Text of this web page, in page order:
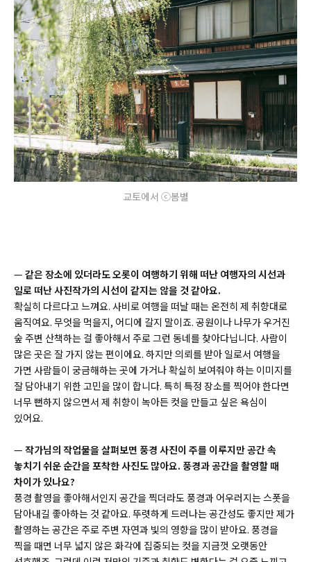
교토에서 ⓒ봄별
— 같은 장소에 있더라도 오롯이 여행하기 위해 떠난 여행자의 시선과
일로 떠난 사진작가의 시선이 같지는 않을 것 같아요.
확실히 다르다고 느껴요. 사비로 여행을 떠날 때는 온전히 제 취향대로
움직여요. 무엇을 먹을지, 어디에 갈지 말이죠. 공원이나 나무가 우거진
숲 주변 산책하는 걸 좋아해서 주로 그런 동네를 찾아다닙니다. 사람이
많은 곳은 잘 가지 않는 편이에요. 하지만 의뢰를 받아 일로서 여행을
가면 사람들이 궁금해하는 곳에 가거나 확실히 보여줘야 하는 이미지를
잘 담아내기 위한 고민을 많이 합니다. 특히 특정 장소를 찍어야 한다면
너무 뻔하지 않으면서 제 취향이 녹아든 컷을 만들고 싶은 욕심이
있어요.
— 작가님의 작업물을 살펴보면 풍경 사진이 주를 이루지만 공간 속
놓치기 쉬운 순간을 포착한 사진도 많아요. 풍경과 공간을 촬영할 때
차이가 있나요?
풍경 촬영을 좋아해서인지 공간을 찍더라도 풍경과 어우러지는 스폿을
담아내길 좋아하는 것 같아요. 뚜렷하게 드러나는 공간성도 좋지만 제가
촬영하는 공간은 주로 주변 자연과 빛의 영향을 많이 받아요. 풍경을
찍을 때면 너무 넓지 않은 화각에 집중되는 컷을 지금껏 오랫동안